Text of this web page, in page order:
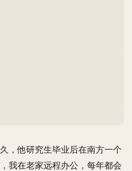
，他研究生毕业后在南方一个
我在老家远程办公，每年都会